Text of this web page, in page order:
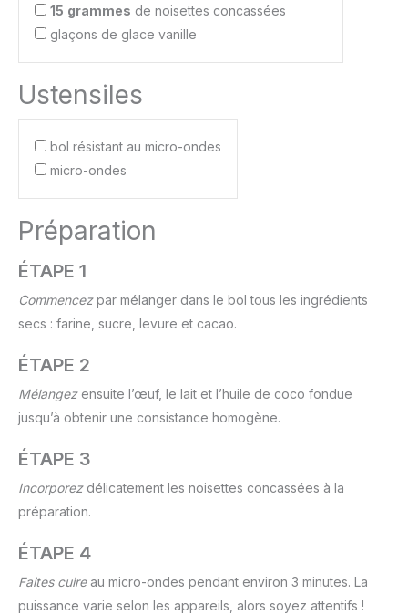
15 grammes de noisettes concassées
glaçons de glace vanille
Ustensiles
bol résistant au micro-ondes
micro-ondes
Préparation
ÉTAPE 1
Commencezpar mélanger dans le bol tous les ingrédients
secs : farine, sucre, levure et cacao.
ÉTAPE 2
Mélangezensuite l’œuf, le lait et l’huile de coco fondue
jusqu’à obtenir une consistance homogène.
ÉTAPE 3
Incorporezdélicatement les noisettes concassées à la
préparation.
ÉTAPE 4
Faites cuireau micro-ondes pendant environ 3 minutes. La
puissance varie selon les appareils, alors soyez attentifs !